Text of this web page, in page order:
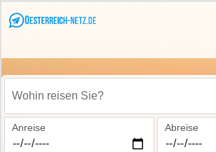
Wohin reisen Sie?
Anreise Abreise